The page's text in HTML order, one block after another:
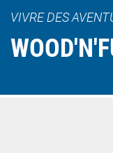
VIVRE DES